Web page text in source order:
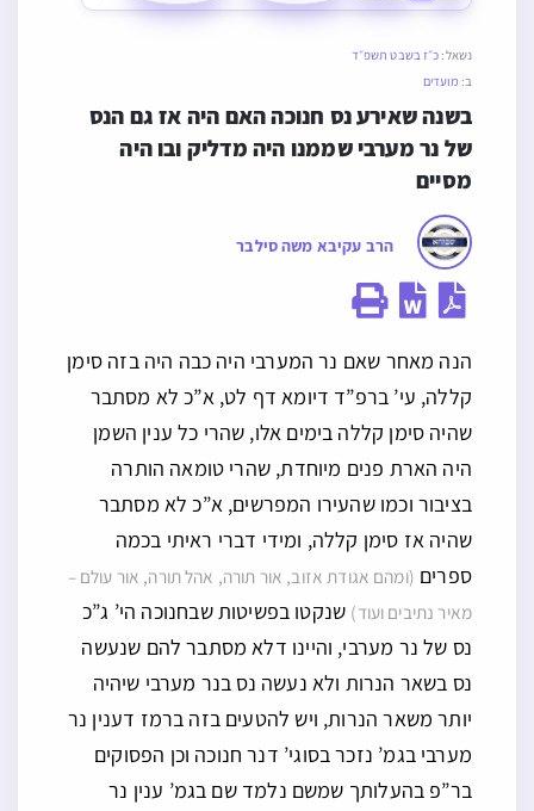
נשאל: כ״ז בשבט תשפ״ד
ב: מועדים
של נר מערבי שממנו היה מדליק ובו היה
מסיים
הרב עקיבא משה סילבר
הנה מאחר שאם נר המערבי היה כבה היה בזה סימן
קללה, עי’ ברפ”ד דיומא דף לט, א”כ לא מסתבר
שהיה סימן קללה בימים אלו, שהרי כל ענין השמן
היה הארת פנים מיוחדת, שהרי טומאה הותרה
בציבור וכמו שהעירו המפרשים, א”כ לא מסתבר
שהיה אז סימן קללה, ומידי דברי ראיתי בכמה
ספרים (ומהם אגודת אזוב, אור תורה, אהל תורה, אור עולם –
מאיר נתיבים ועוד) שנקטו בפשיטות שבחנוכה הי’ ג”כ
נס של נר מערבי, והיינו דלא מסתבר להם שנעשה
נס בשאר הנרות ולא נעשה נס בנר מערבי שיהיה
יותר משאר הנרות, ויש להטעים בזה ברמז דענין נר
מערבי בגמ’ נזכר בסוגי’ דנר חנוכה וכן הפסוקים
בר”פ בהעלותך שמשם נלמד שם בגמ’ ענין נר